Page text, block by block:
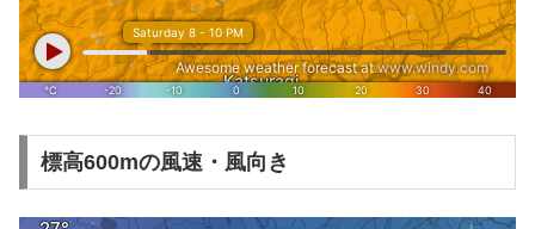
標高600mの風速・風向き